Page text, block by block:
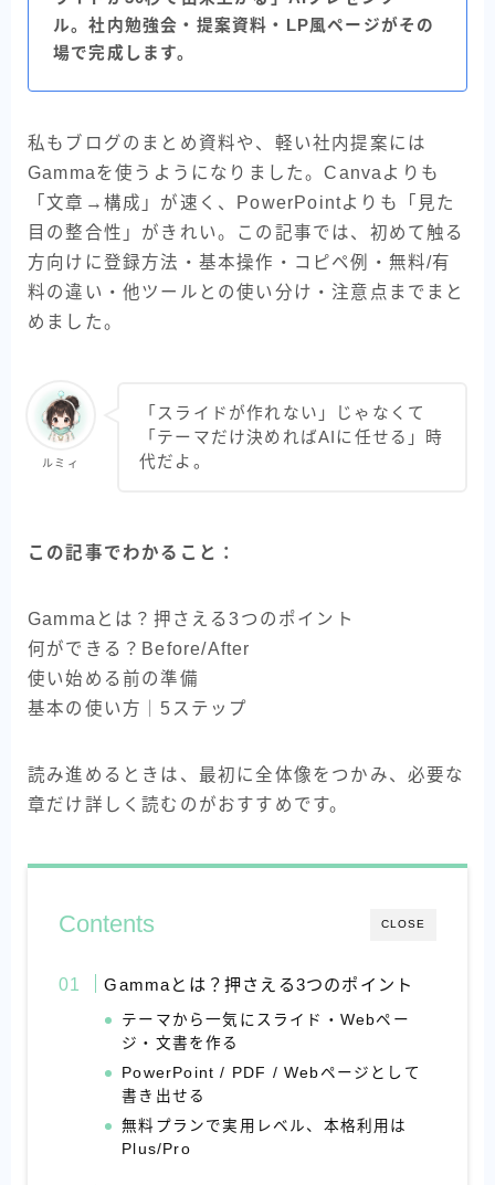
ル。社内勉強会・提案資料・LP風ページがその
場で完成します。
私もブログのまとめ資料や、軽い社内提案には
Gammaを使うようになりました。Canvaよりも
「文章→構成」が速く、PowerPointよりも「見た
目の整合性」がきれい。この記事では、初めて触る
方向けに登録方法・基本操作・コピペ例・無料/有
料の違い・他ツールとの使い分け・注意点までまと
めました。
ルミィ
「スライドが作れない」じゃなくて
「テーマだけ決めればAIに任せる」時
代だよ。
この記事でわかること：
Gammaとは？押さえる3つのポイント
何ができる？Before/After
使い始める前の準備
基本の使い方｜5ステップ
読み進めるときは、最初に全体像をつかみ、必要な
章だけ詳しく読むのがおすすめです。
CLOSE
Contents
Gammaとは？押さえる3つのポイント
テーマから一気にスライド・Webペー
ジ・文書を作る
PowerPoint / PDF / Webページとして
書き出せる
無料プランで実用レベル、本格利用は
Plus/Pro